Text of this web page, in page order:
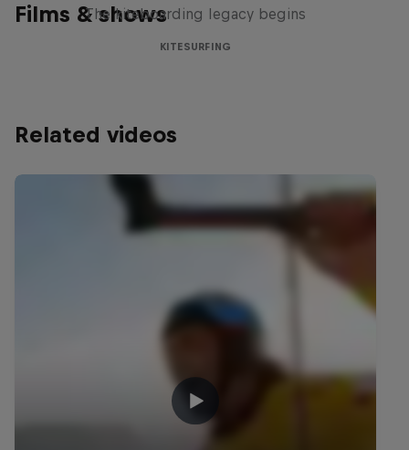
Films & shows
The kiteboarding legacy begins
KITESURFING
Related videos